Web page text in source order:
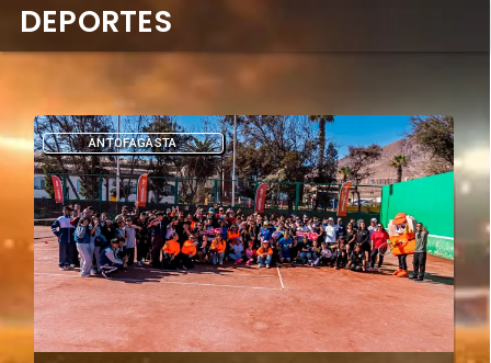
DEPORTES
DEPORTES